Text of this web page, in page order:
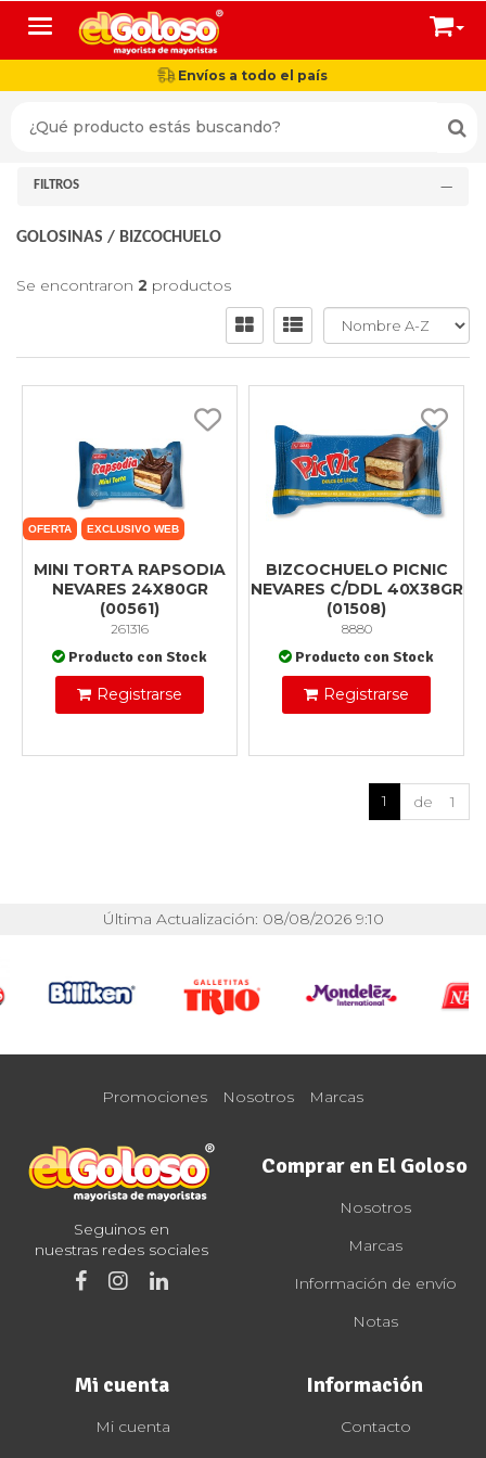
Toggle navigation
Envíos a todo el país
FILTROS
GOLOSINAS / BIZCOCHUELO
Se encontraron 2 productos
OFERTA EXCLUSIVO WEB
MINI TORTA RAPSODIA
NEVARES 24X80GR
(00561)
261316
Producto con Stock
Registrarse
BIZCOCHUELO PICNIC
NEVARES C/DDL 40X38GR
(01508)
8880
Producto con Stock
Registrarse
1 de 1
Última Actualización: 08/08/2026 9:10
Promociones Nosotros Marcas
Seguinos en
nuestras redes sociales
Comprar en El Goloso
Nosotros
Marcas
Información de envío
Notas
Mi cuenta
Mi cuenta
Información
Contacto